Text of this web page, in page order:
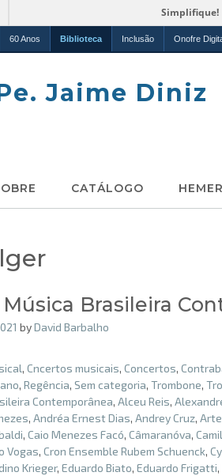
Simplifique!
60 Anos Biblioteca Inclusão Onofre
Jaime Diniz
CATÁLOGO
Brasileira
byDavid Barbalho
, Cncertos musicais, Concertos,
, Regência, Sem categoria, Trombone,
Contemporânea, Alceu Reis,
, Andréa Ernest Dias, Andrey Cruz,
, Caio Menezes Facó, Câmaranóva,
Vogas, Cron Ensemble Rubem Schuenck,
Krieger, Eduardo Biato, Eduardo Frigatti,